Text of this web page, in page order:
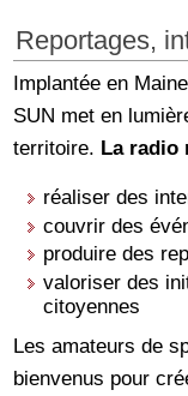
Reportages,
Implantée en
SUN met en
territoire. La radio
réaliser des
couvrir des
produire des
valoriser des
citoyennes
Les amateurs de
bienvenus pour